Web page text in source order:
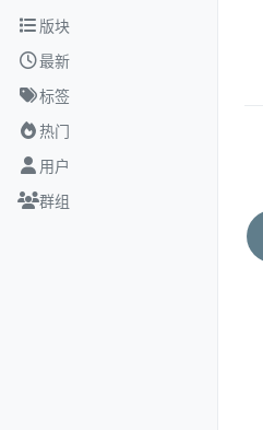
跳转至内容
版块
最新
标签
热门
用户
群组